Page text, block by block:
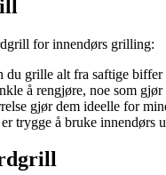
for innendørs grilling:
du grille alt fra saftige
å rengjøre, noe som
gjør dem ideelle for
trygge å bruke innendørs